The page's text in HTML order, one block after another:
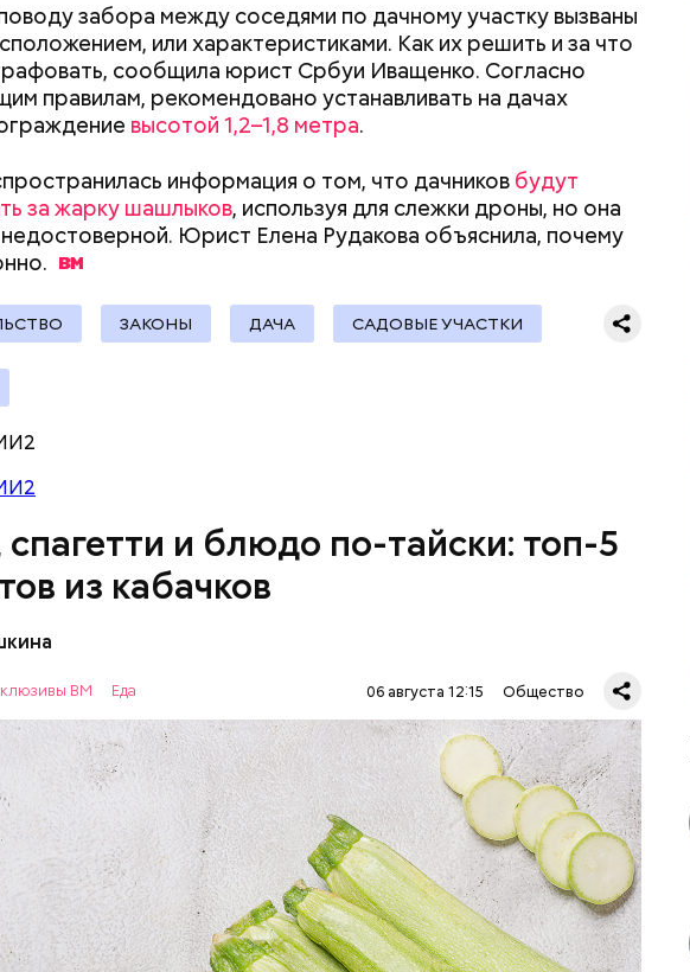
забора между соседями по дачному участку вызваны
или характеристиками. Как их решить и за что
сообщила юрист Србуи Иващенко. Согласно
правилам, рекомендовано устанавливать на дачах
высотой 1,2–1,8 метра.
информация о том, что дачников будут
за жарку шашлыков, используя для слежки дроны, но она
недостоверной. Юрист Елена Рудакова объяснила, почему
ЗАКОНЫ ДАЧА САДОВЫЕ УЧАСТКИ
спагетти и блюдо по-тайски: топ-5
из кабачков
ВМ Еда 06 августа 12:15 Общество
масло;
ОВОЩИ РЕЦЕПТЫ
стресса он держит сосуды под контролем и
более 300 реакций нашего организма. Также